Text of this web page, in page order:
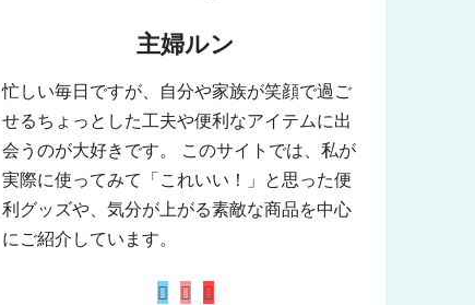
主婦ルン
忙しい毎日ですが、自分や家族が笑顔で過ご
せるちょっとした工夫や便利なアイテムに出
会うのが大好きです。 このサイトでは、私が
実際に使ってみて「これいい！」と思った便
利グッズや、気分が上がる素敵な商品を中心
にご紹介しています。